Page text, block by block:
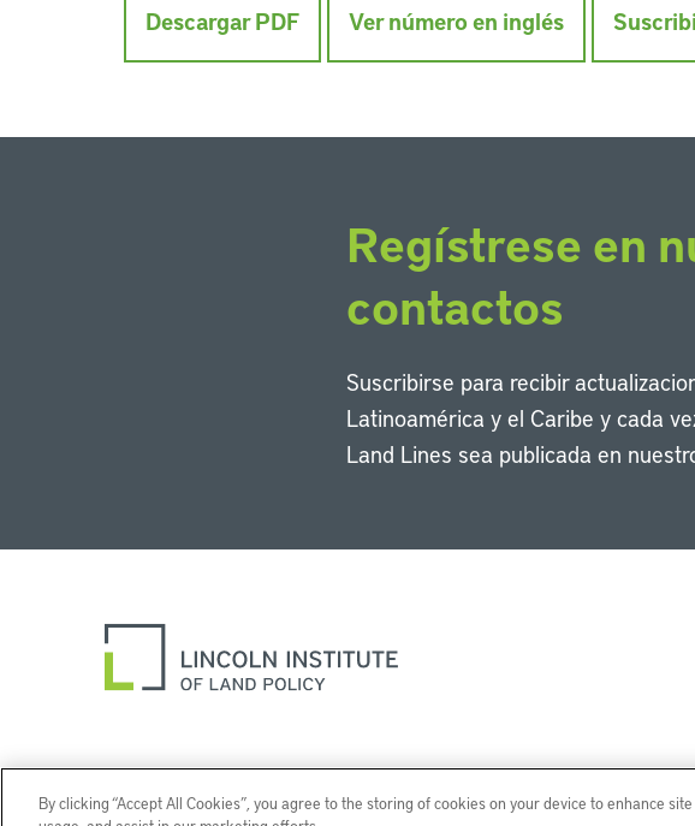
Descargar PDF Ver número en inglés
Regístrese en
contactos
Suscribirse para recibir
Latinoamérica y el Caribe y cada
Land Lines sea publicada en
By clicking “Accept All Cookies”, you agree to the storing of cookies on your device to enhance